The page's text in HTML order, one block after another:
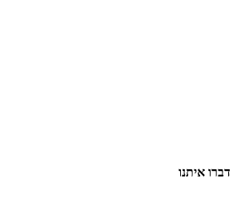
דברו איתנו